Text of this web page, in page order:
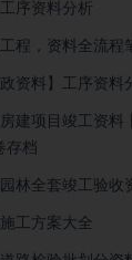
序资料分析
程，资料全流程
政资料】工序资料
建项目竣工资料
存档
林全套竣工验收
工方案大全